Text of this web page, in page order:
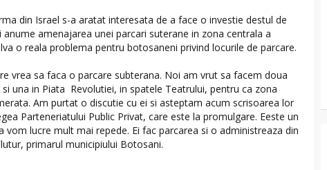
din Israel s-a aratat interesata de a face o investie destul de
amenajarea unei parcari suterane in zona centrala a
o reala problema pentru botosaneni privind locurile de parcare.
vrea sa faca o parcare subterana. Noi am vrut sa facem doua
una in Piata Revolutiei, in spatele Teatrului, pentru ca zona
Am purtat o discutie cu ei si asteptam acum scrisoarea lor
Parteneriatului Public Privat, care este la promulgare. Eeste un
vom lucre mult mai repede. Ei fac parcarea si o administreaza din
primarul municipiului Botosani.